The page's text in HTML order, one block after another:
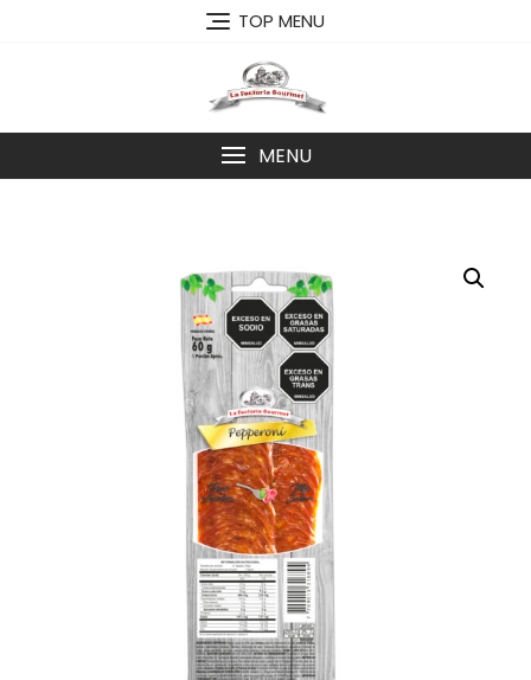
TOP MENU
MENU